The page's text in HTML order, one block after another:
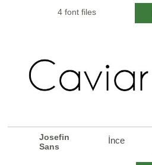
4 font files
Josefin
Sans
İnce